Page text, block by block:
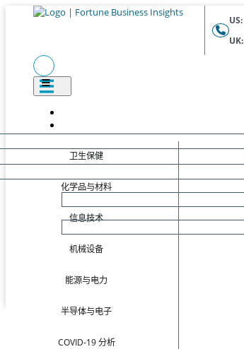
US:
UK:
卫生保健
化学品与材料
信息技术
机械设备
能源与电力
半导体与电子
COVID-19 分析